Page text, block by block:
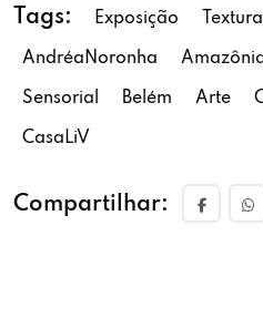
Tags: Exposição
AndréaNoronha
Sensorial Belém Arte
CasaLiV
Compartilhar: